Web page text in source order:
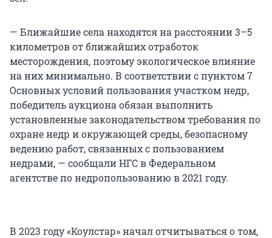
— Ближайшие села находятся на расстоянии 3–5
километров от ближайших отработок
месторождения, поэтому экологическое влияние
на них минимально. В соответствии с пунктом 7
Основных условий пользования участком недр,
победитель аукциона обязан выполнить
установленные законодательством требования по
охране недр и окружающей среды, безопасному
ведению работ, связанных с пользованием
недрами, — сообщали НГС в Федеральном
агентстве по недропользованию в 2021 году.
В 2023 году «Коулстар» начал отчитываться о том,